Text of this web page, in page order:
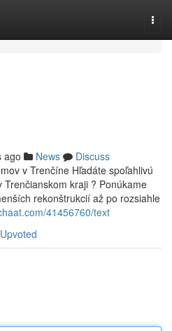
ago News
Discuss
v Trenčíne Hľadáte spoľahlivú
kraji ? Ponúkame
rekonštrukcií až po rozsiahle
41456760/text